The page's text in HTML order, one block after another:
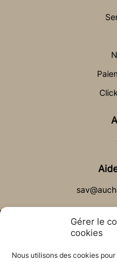
Gérer le
cookies
Nous utilisons des cookies